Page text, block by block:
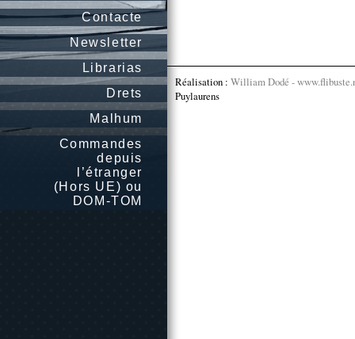
Contacte
Newsletter
Librarias
Drets
Malhum
Commandes
depuis
l’étranger
(Hors UE) ou
DOM-TOM
Réalisation : William Dodé -
Puylaurens